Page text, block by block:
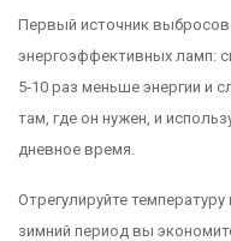
Первый источник
энергоэффективных ламп:
5‑10 раз меньше энергии и
там, где он нужен, и
дневное время.
Отрегулируйте
зимний период вы